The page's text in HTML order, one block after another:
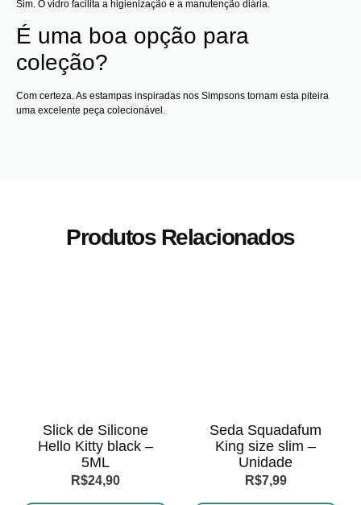
Sim. O vidro facilita a higienização e a manutenção diária.
É uma boa opção para
coleção?
Com certeza. As estampas inspiradas nos Simpsons tornam esta piteira
uma excelente peça colecionável.
Produtos Relacionados
Slick de Silicone
Hello Kitty black –
5ML
R$24,90
Seda Squadafum
King size slim –
Unidade
R$7,99